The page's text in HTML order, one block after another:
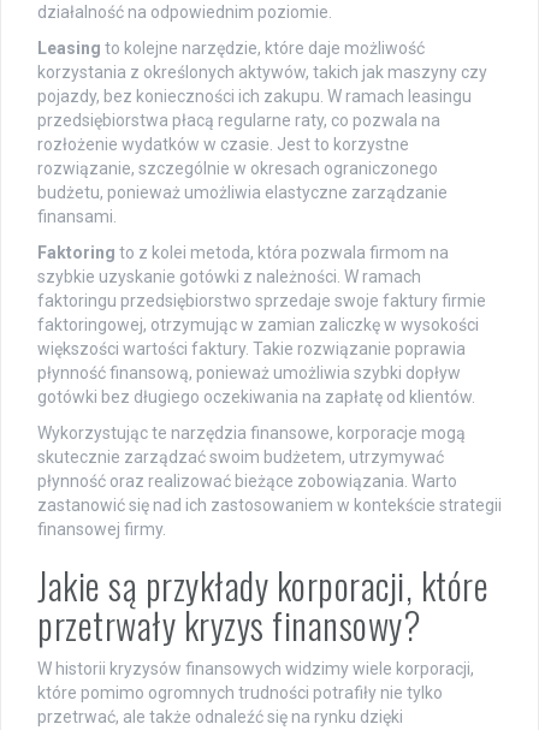
działalność na odpowiednim poziomie.
Leasing to kolejne narzędzie, które daje możliwość
korzystania z określonych aktywów, takich jak maszyny czy
pojazdy, bez konieczności ich zakupu. W ramach leasingu
przedsiębiorstwa płacą regularne raty, co pozwala na
rozłożenie wydatków w czasie. Jest to korzystne
rozwiązanie, szczególnie w okresach ograniczonego
budżetu, ponieważ umożliwia elastyczne zarządzanie
finansami.
Faktoring to z kolei metoda, która pozwala firmom na
szybkie uzyskanie gotówki z należności. W ramach
faktoringu przedsiębiorstwo sprzedaje swoje faktury firmie
faktoringowej, otrzymując w zamian zaliczkę w wysokości
większości wartości faktury. Takie rozwiązanie poprawia
płynność finansową, ponieważ umożliwia szybki dopływ
gotówki bez długiego oczekiwania na zapłatę od klientów.
Wykorzystując te narzędzia finansowe, korporacje mogą
skutecznie zarządzać swoim budżetem, utrzymywać
płynność oraz realizować bieżące zobowiązania. Warto
zastanowić się nad ich zastosowaniem w kontekście strategii
finansowej firmy.
Jakie są przykłady korporacji, które
przetrwały kryzys finansowy?
W historii kryzysów finansowych widzimy wiele korporacji,
które pomimo ogromnych trudności potrafiły nie tylko
przetrwać, ale także odnaleźć się na rynku dzięki